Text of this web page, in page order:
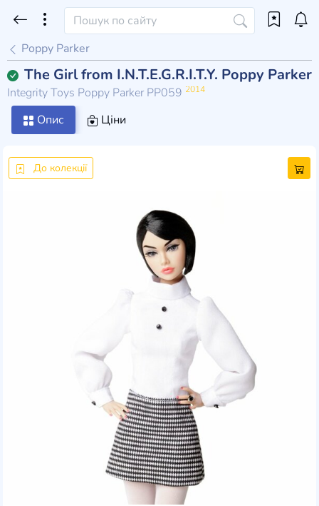
Poppy Parker
The Girl from I.N.T.E.G.R.I.T.Y. Poppy Parker
Integrity Toys Poppy Parker PP059 2014
Опис Ціни
До колекції